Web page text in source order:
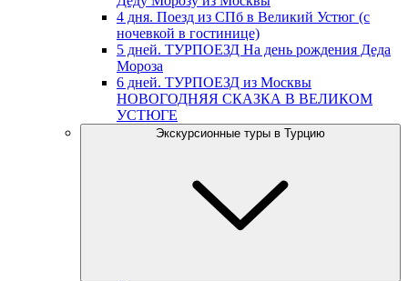
4 дня. Поезд из СПб в Великий Устюг (с
ночевкой в гостинице)
5 дней. ТУРПОЕЗД На день рождения Деда
Мороза
6 дней. ТУРПОЕЗД из Москвы
НОВОГОДНЯЯ СКАЗКА В ВЕЛИКОМ
УСТЮГЕ
Экскурсионные туры в Турцию